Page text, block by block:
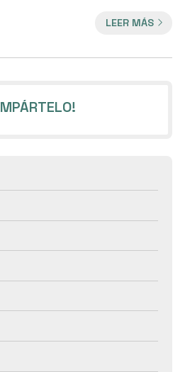
en tratamientos de
explicarla en este artículo.
LEER MÁS